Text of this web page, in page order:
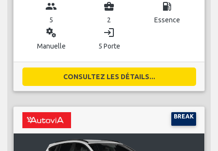
group
5
business_center
2
local_gas_station
Essence
miscellaneous_services
Manuelle
login
5 Porte
CONSULTEZ LES DÉTAILS...
BREAK